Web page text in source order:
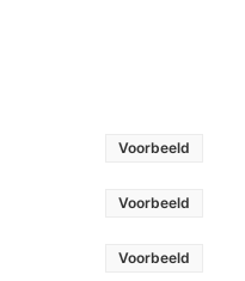
Voorbeeld
Voorbeeld
Voorbeeld